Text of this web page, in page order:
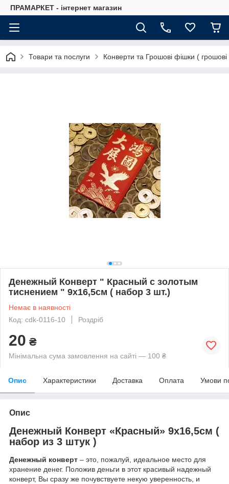
ПРАМАРКЕТ - інтернет магазин
Товари та послуги Конверти та Грошові фішки (
Денежный Конверт " Красный с золотым
тиснением " 9х16,5см ( набор 3 шт.)
Немає в наявності
Код: cdk-0116-10
Роздріб
20 ₴
Мінімальна сума замовлення на сайті — 100 ₴
Опис Характеристики Доставка Оплата Умови
Опис
Денежный Конверт «Красный» 9х16,5см (
набор из 3 штук )
Денежный конверт – это, пожалуй, идеальное место для
хранение денег. Положив деньги в этот красивый надежный
конверт, Вы сразу же почувствуете некую уверенность, и